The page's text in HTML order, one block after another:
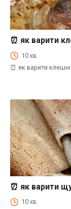
⏰Енциклопедія
⏰ як варити
10 хв.
⏰ як варити
⏰Енциклопедія
⏰ як варити
10 хв.